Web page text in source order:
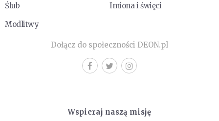
Ślub
Imiona i święci
Modlitwy
Dołącz do społeczności DEON.pl
Wspieraj naszą misję